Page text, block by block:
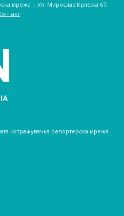
мрежа | Ул. Мирослав Крлежа 67,
истражувачка репортерска мрежа